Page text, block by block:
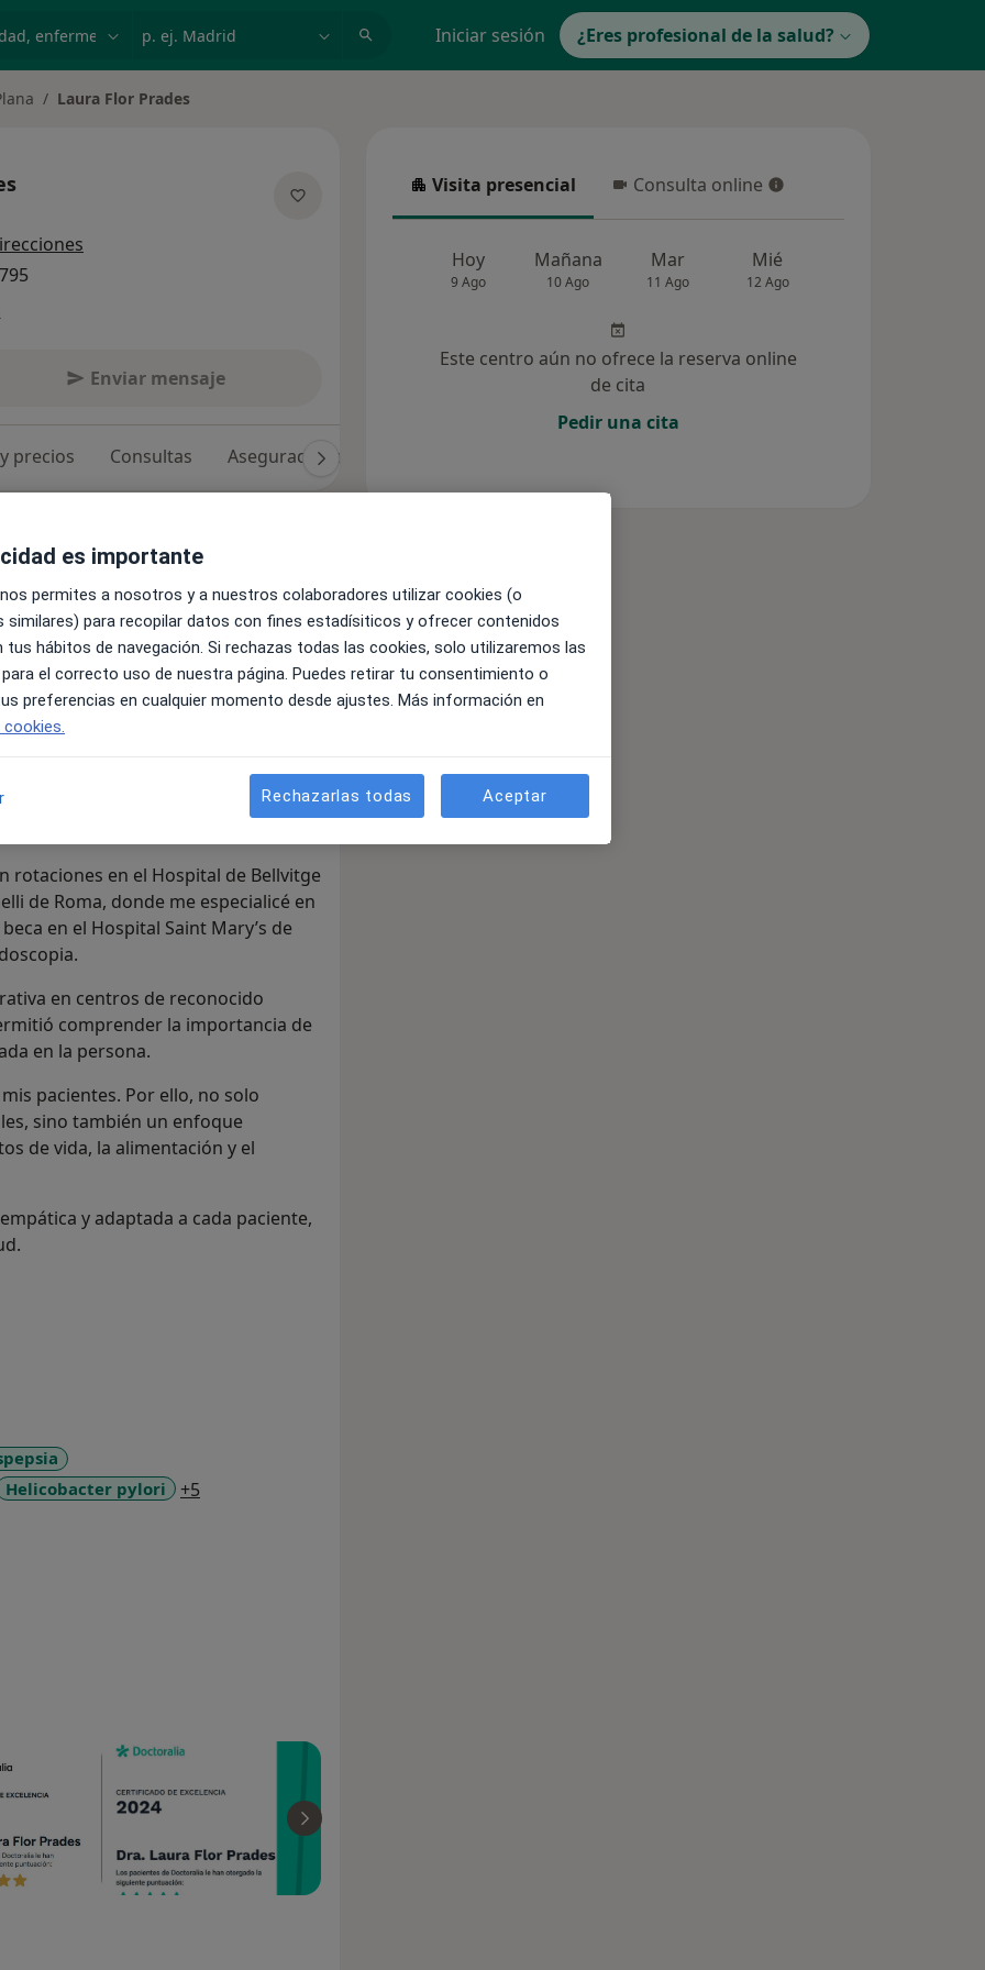
Iniciar sesión ¿Eres profesional de la salud?
Laura Flor Prades
Enviar mensaje
precios Consultas Aseguradoras
Aparato Digestivo. Me he formado
también estoy colegiada y he
y realicé mi especialidad en el
doctoral sobre la enfermedad
de vida de los pacientes, con
en el Hospital de Bellvitge
de Roma, donde me especialicé en
en el Hospital Saint Mary’s de
en centros de reconocido
comprender la importancia de
en la persona.
pacientes. Por ello, no solo
sino también un enfoque
de vida, la alimentación y el
y adaptada a cada paciente,
Helicobacter pylori +5
Visita presencial
Visita presencial Consulta online
Consulta online
Hoy
9 Ago
Mañana
10 Ago
Mar
11 Ago
Mié
12 Ago
Este centro aún no ofrece la reserva online
de cita
Pedir una cita
es importante
permites a nosotros y a nuestros colaboradores utilizar cookies (o
similares) para recopilar datos con fines estadísiticos y ofrecer contenidos
tus hábitos de navegación. Si rechazas todas las cookies, solo utilizaremos las
el correcto uso de nuestra página. Puedes retirar tu consentimiento o
preferencias en cualquier momento desde ajustes. Más información en
Rechazarlas todas Aceptar